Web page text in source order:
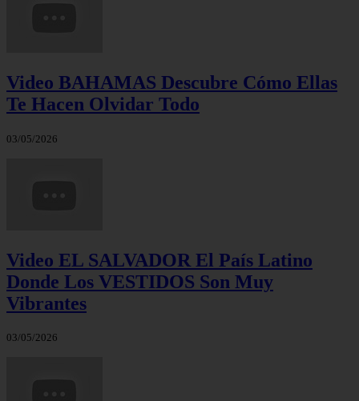
Video BAHAMAS Descubre Cómo Ellas
Te Hacen Olvidar Todo
03/05/2026
Video EL SALVADOR El País Latino
Donde Los VESTIDOS Son Muy
Vibrantes
03/05/2026